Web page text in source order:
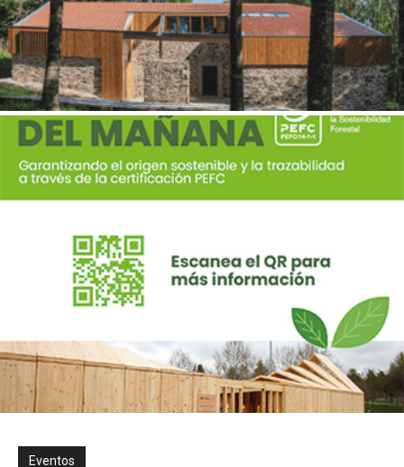
Eventos